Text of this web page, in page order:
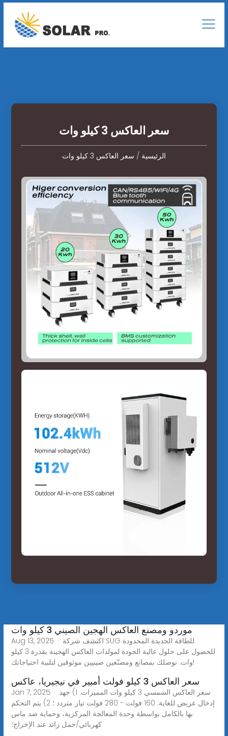
سعر العاكس 3 كيلو وات
الرئيسية / سعر العاكس 3 كيلو وات
موردو ومصنع العاكس الهجين الصيني 3 كيلو وات
Aug 13, 2025 · اكتشف شركة SUG للطاقة الجديدة المحدودة
للحصول على حلول عالية الجودة لمولدات العاكس الهجينة بقدرة 3 كيلو
وات. نوصلك بمصانع ومصنّعين صينيين موثوقين لتلبية احتياجاتك!
سعر العاكس 3 كيلو فولت أمبير في نيجيريا، عاكس
Jan 7, 2025 · سعر العاكس الشمسي 3 كيلو وات المميزات: 1) جهد
إدخال عريض للغاية: 160 فولت - 280 فولت تيار متردد ؛ 2) يتم التحكم
بها بالكامل بواسطة وحدة المعالجة المركزية، وحماية ضد ماس
كهربائي/حمل زائد عند الإخراج؛